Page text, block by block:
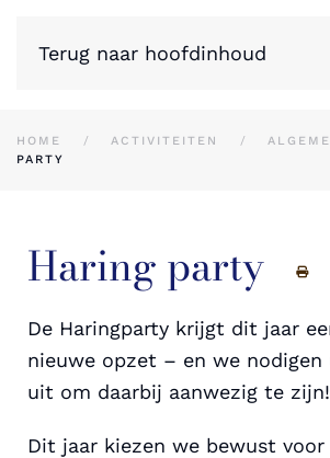
Terug naar hoofdinhoud
HOME ACTIVITEITEN
PARTY
Haring party
De Haringparty krijgt dit jaar
nieuwe opzet – en we nodigen
uit om daarbij aanwezig te zijn!
Dit jaar kiezen we bewust voor